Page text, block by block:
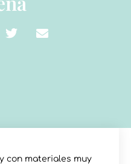
con materiales muy